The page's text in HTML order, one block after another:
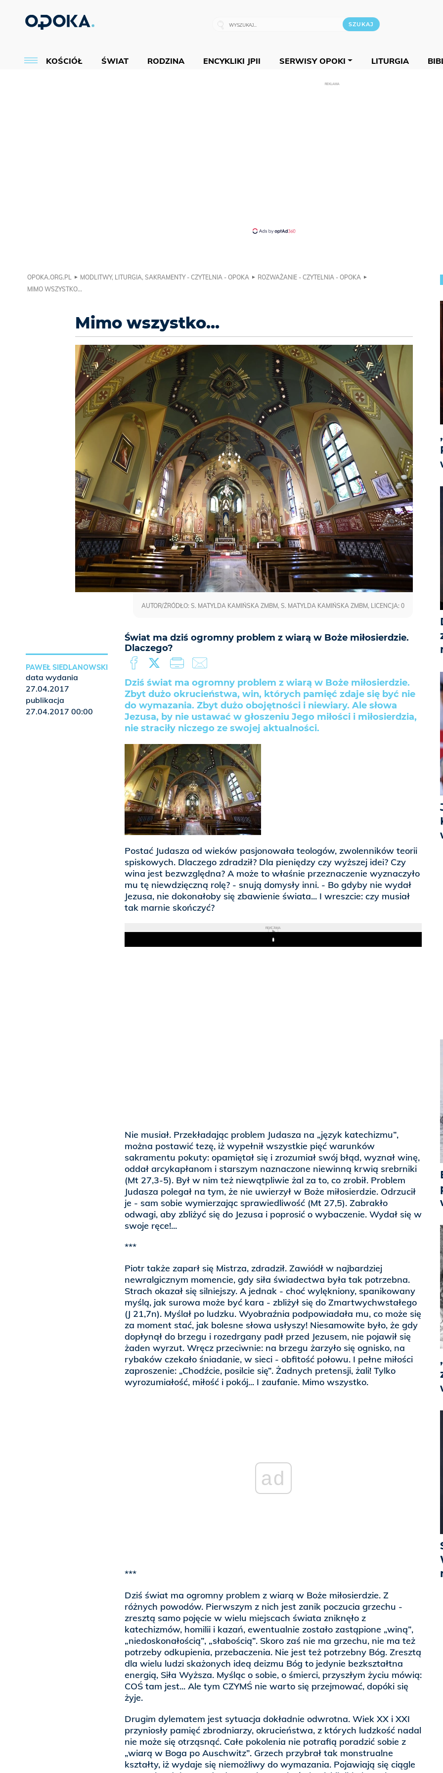
KOŚCIÓŁ ŚWIAT RODZINA ENCYKLIKI JPII SERWISY OPOKI LITURGIA
REKLAMA
OPOKA.ORG.PL MODLITWY, LITURGIA, SAKRAMENTY - CZYTELNIA - OPOKA
ROZWAŻANIE - CZYTELNIA - OPOKA
MIMO WSZYSTKO...
Mimo wszystko...
Świat ma dziś ogromny problem z wiarą w Boże miłosierdzie.
Dlaczego?
AUTOR/ŹRÓDŁO: S. MATYLDA KAMIŃSKA ZMBM, S. MATYLDA KAMIŃSKA ZMBM, LICENCJA: 0
Dziś świat ma ogromny problem z wiarą w Boże miłosierdzie.
Zbyt dużo okrucieństwa, win, których pamięć zdaje się być nie
do wymazania. Zbyt dużo obojętności i niewiary. Ale słowa
Jezusa, by nie ustawać w głoszeniu Jego miłości i miłosierdzia,
nie straciły niczego ze swojej aktualności.
Postać Judasza od wieków pasjonowała teologów, zwolenników teorii
spiskowych. Dlaczego zdradził? Dla pieniędzy czy wyższej idei? Czy
wina jest bezwzględna? A może to właśnie przeznaczenie wyznaczyło
mu tę niewdzięczną rolę? - snują domysły inni. - Bo gdyby nie wydał
Jezusa, nie dokonałoby się zbawienie świata... I wreszcie: czy musiał
tak marnie skończyć?
REKLAMA
Play
Nie musiał. Przekładając problem Judasza na „język katechizmu”,
można postawić tezę, iż wypełnił wszystkie pięć warunków
sakramentu pokuty: opamiętał się i zrozumiał swój błąd, wyznał winę,
oddał arcykapłanom i starszym naznaczone niewinną krwią srebrniki
(Mt 27,3-5). Był w nim też niewątpliwie żal za to, co zrobił. Problem
Judasza polegał na tym, że nie uwierzył w Boże miłosierdzie. Odrzucił
je - sam sobie wymierzając sprawiedliwość (Mt 27,5). Zabrakło
odwagi, aby zbliżyć się do Jezusa i poprosić o wybaczenie. Wydał się w
swoje ręce!...
***
Piotr także zaparł się Mistrza, zdradził. Zawiódł w najbardziej
newralgicznym momencie, gdy siła świadectwa była tak potrzebna.
Strach okazał się silniejszy. A jednak - choć wylękniony, spanikowany
myślą, jak surowa może być kara - zbliżył się do Zmartwychwstałego
(J 21,7n). Myślał po ludzku. Wyobraźnia podpowiadała mu, co może się
za moment stać, jak bolesne słowa usłyszy! Niesamowite było, że gdy
dopłynął do brzegu i rozedrgany padł przed Jezusem, nie pojawił się
żaden wyrzut. Wręcz przeciwnie: na brzegu żarzyło się ognisko, na
rybaków czekało śniadanie, w sieci - obfitość połowu. I pełne miłości
zaproszenie: „Chodźcie, posilcie się”. Żadnych pretensji, żali! Tylko
wyrozumiałość, miłość i pokój... I zaufanie. Mimo wszystko.
ad
***
Dziś świat ma ogromny problem z wiarą w Boże miłosierdzie. Z
różnych powodów. Pierwszym z nich jest zanik poczucia grzechu -
zresztą samo pojęcie w wielu miejscach świata zniknęło z
katechizmów, homilii i kazań, ewentualnie zostało zastąpione „winą”,
„niedoskonałością”, „słabością”. Skoro zaś nie ma grzechu, nie ma też
potrzeby odkupienia, przebaczenia. Nie jest też potrzebny Bóg. Zresztą
dla wielu ludzi skażonych ideą deizmu Bóg to jedynie bezkształtna
energią, Siła Wyższa. Myśląc o sobie, o śmierci, przyszłym życiu mówią:
COŚ tam jest... Ale tym CZYMŚ nie warto się przejmować, dopóki się
żyje.
Drugim dylematem jest sytuacja dokładnie odwrotna. Wiek XX i XXI
przyniosły pamięć zbrodniarzy, okrucieństwa, z których ludzkość nadal
nie może się otrząsnąć. Całe pokolenia nie potrafią poradzić sobie z
„wiarą w Boga po Auschwitz”. Grzech przybrał tak monstrualne
kształty, iż wydaje się niemożliwy do wymazania. Pojawiają się ciągle
PAWEŁ SIEDLANOWSKI
data wydania
27.04.2017
publikacja
27.04.2017 00:00